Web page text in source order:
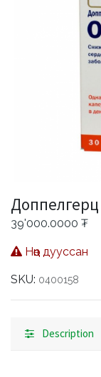
39'000.0000 ₮
Нөөц дууссан
SKU: 0400158
Description